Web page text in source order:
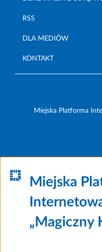
RSS
DLA MEDIÓW
KONTAKT
Miejska Platforma
Miejska
„Magiczny